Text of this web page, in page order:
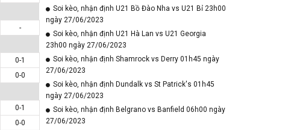
-
0-1
0-0
0-1
0-0
Soi kèo, nhận định U21 Bồ Đào Nha vs U21 Bỉ 23h00
ngày 27/06/2023
Soi kèo, nhận định U21 Hà Lan vs U21 Georgia
23h00 ngày 27/06/2023
Soi kèo, nhận định Shamrock vs Derry 01h45 ngày
27/06/2023
Soi kèo, nhận định Dundalk vs St Patrick's 01h45
ngày 27/06/2023
Soi kèo, nhận định Belgrano vs Banfield 06h00 ngày
27/06/2023